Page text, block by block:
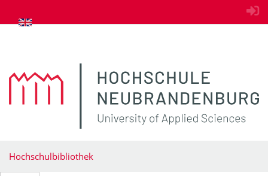
zum Inhalt springen
Hochschulbibliothek